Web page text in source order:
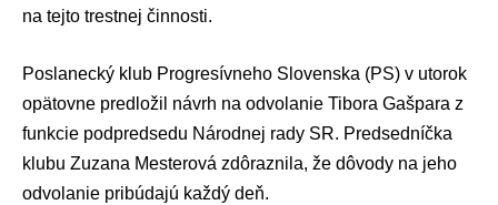
na tejto trestnej činnosti.
Poslanecký klub Progresívneho Slovenska (PS) v utorok
opätovne predložil návrh na odvolanie Tibora Gašpara z
funkcie podpredsedu Národnej rady SR. Predsedníčka
klubu Zuzana Mesterová zdôraznila, že dôvody na jeho
odvolanie pribúdajú každý deň.